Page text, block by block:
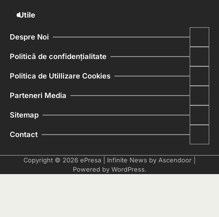
Utile
Despre Noi
Politică de confidențialitate
Politica de Utillizare Cookies
Parteneri Media
Sitemap
Contact
Copyright © 2026 ePresa | Infinite News by Ascendoor
Powered by WordPress.